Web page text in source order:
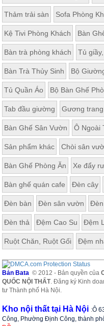
Thảm trải sàn Sofa Phòng
Kệ Tivi Phòng Khách Bàn
Bàn trà phòng khách Tủ
Bàn Trà Thủy Sinh Bộ
Tủ Quần Áo Bộ Bàn Ghế
Tab đầu giường Gương
Bàn Ghế Sân Vườn Ô Ngoài
Sản phẩm khác Chòi sân
Bàn Ghế Phòng Ăn Xe đẩy
Bàn ghế quán cafe Đèn cây
Đèn bàn Đèn sân vườn
Đèn thả Đệm Cao Su Đệm
Ruột Chăn, Ruột Gối Đệm
Bản Bata © 2012 - Bản quyền của
QUỐC NỘI THẤT. Đăng ký Kinh
tư Thành phố Hà Nội.
Kho nội thất tại Hà Nội :Ô
Công, Phường Định Công, thành